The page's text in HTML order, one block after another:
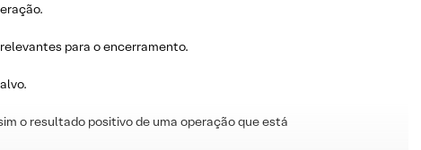
para o encerramento.
o resultado positivo de uma operação que está